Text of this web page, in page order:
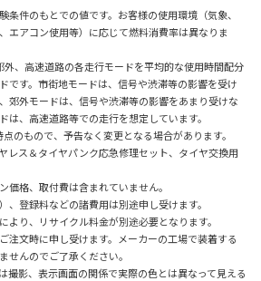
件のもとでの値です。お客様の使用環境（気象、
エアコン使用等）に応じて燃料消費率は異なりま
、高速道路の各走行モードを平均的な使用時間配分
です。市街地モードは、信号や渋滞等の影響を受け
郊外モードは、信号や渋滞等の影響をあまり受けな
は、高速道路等での走行を想定しています。
のもので、予告なく変更となる場合があります。
レス＆タイヤパンク応急修理セット、タイヤ交換用
格、取付費は含まれていません。
登録料などの諸費用は別途申し受けます。
り、リサイクル料金が別途必要となります。
注文時に申し受けます。メーカーの工場で装着する
せんのでご了承ください。
撮影、表示画面の関係で実際の色とは異なって見える